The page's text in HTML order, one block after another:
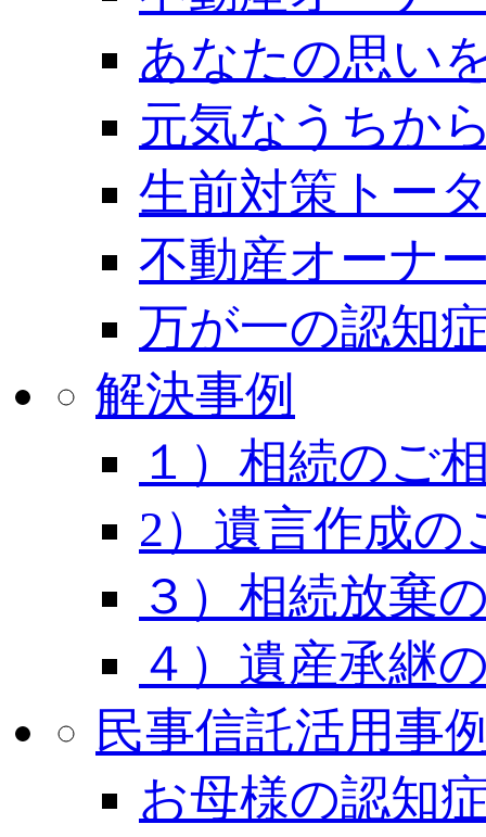
あなたの思い
元気なうちか
生前対策トー
不動産オーナ
万が一の認知
解決事例
１）相続のご
2）遺言作成の
３）相続放棄
４）遺産承継
民事信託活用事
お母様の認知